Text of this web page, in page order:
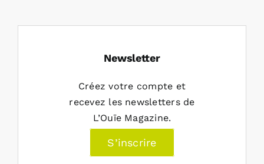
Newsletter
Créez votre compte et
recevez les newsletters de
L’Ouïe Magazine.
S’inscrire